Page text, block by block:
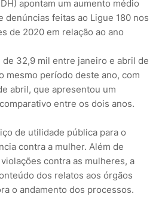
apontam um aumento médio
denúncias feitas ao Ligue 180 nos
de 2020 em relação ao ano
32,9 mil entre janeiro e abril de
mesmo período deste ano, com
abril, que apresentou um
entre os dois anos.
de utilidade pública para o
contra a mulher. Além de
contra as mulheres, a
dos relatos aos órgãos
o andamento dos processos.